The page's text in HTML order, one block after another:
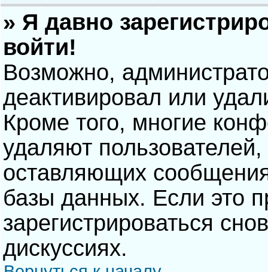
» Я давно
войти!
Возможно,
деактивировал или
Кроме того, многие
удаляют
оставляющих
базы данных. Если это
зарегистрироваться
дискуссиях.